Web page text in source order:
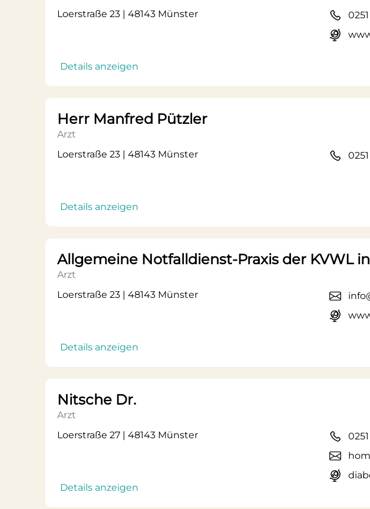
Loerstraße 23 | 48143 Münster
Details anzeigen
Herr Manfred Pützler
Arzt
Loerstraße 23 | 48143 Münster
Details anzeigen
Allgemeine Notfalldienst-Praxis der KVWL
Arzt
Loerstraße 23 | 48143 Münster
Details anzeigen
Nitsche Dr.
Arzt
Loerstraße 27 | 48143 Münster
Details anzeigen